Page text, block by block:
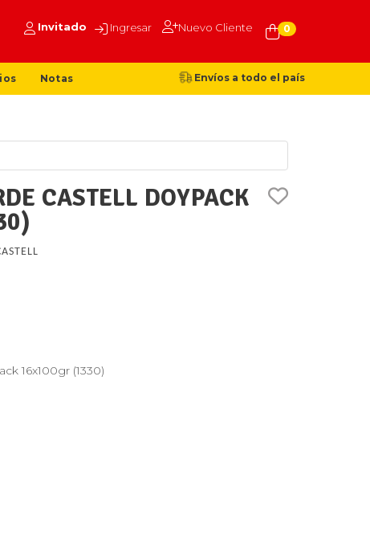
Invitado Ingresar Nuevo Cliente 0
Notas Envíos a todo el país
CASTELL DOYPACK
16x100gr (1330)